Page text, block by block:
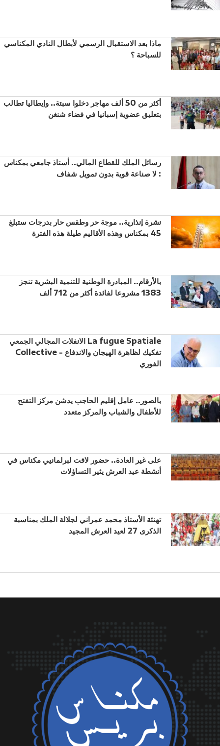
ماذا بعد الاستقبال الرسمي لأبطال النادي المكناسي
للسباحة ؟
أكثر من 50 ألف مهاجر دخلوا سبتة.. وإيطاليا تطالب
بتعليق عضوية إسبانيا في فضاء شنغن
رسائل الملك للقطاع المالي.. أستاذ جامعي بمكناس
: لا صناعة قوية بدون تمويل شفاف
نشرة إنذارية.. موجة حر وطقس حار بدرجات ستبلغ
45 بمكناس وهذه الأقاليم طيلة هذه الفترة
بالأرقام.. المبادرة الوطنية للتنمية البشرية تنجز
1383 مشروعا لفائدة أكثر من 712 ألف
الانفلات المجالي الجمعي La fugue Spatiale
Collective - تفكيك لظاهرة الهيجان والاندفاع
الفوري
بالصور.. عامل إقليم الحاجب يدشن مركز التفتح
للأطفال والشباب والمركز متعدد
على غير العادة.. حضور لافت لبرلمانيي مكناس في
أنشطة عيد العرش يثير التساؤلات
تهنئة الأستاذ محمد عمراني لجلالة الملك بمناسبة
الذكرى 27 لعيد العرش المجيد